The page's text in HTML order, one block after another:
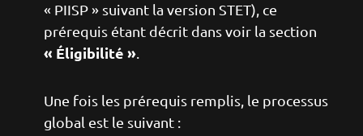
« PIISP » suivant la version STET), ce
prérequis étant décrit dans voir la section
« Éligibilité »
Une fois les prérequis remplis, le processus
global est le suivant :